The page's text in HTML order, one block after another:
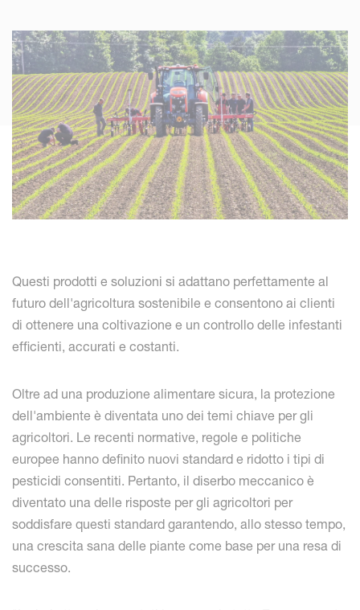
Questi prodotti e soluzioni si adattano perfettamente al
futuro dell'agricoltura sostenibile e consentono ai clienti
di ottenere una coltivazione e un controllo delle infestanti
efficienti, accurati e costanti.
Oltre ad una produzione alimentare sicura, la protezione
dell'ambiente è diventata uno dei temi chiave per gli
agricoltori. Le recenti normative, regole e politiche
europee hanno definito nuovi standard e ridotto i tipi di
pesticidi consentiti. Pertanto, il diserbo meccanico è
diventato una delle risposte per gli agricoltori per
soddisfare questi standard garantendo, allo stesso tempo,
una crescita sana delle piante come base per una resa di
successo.